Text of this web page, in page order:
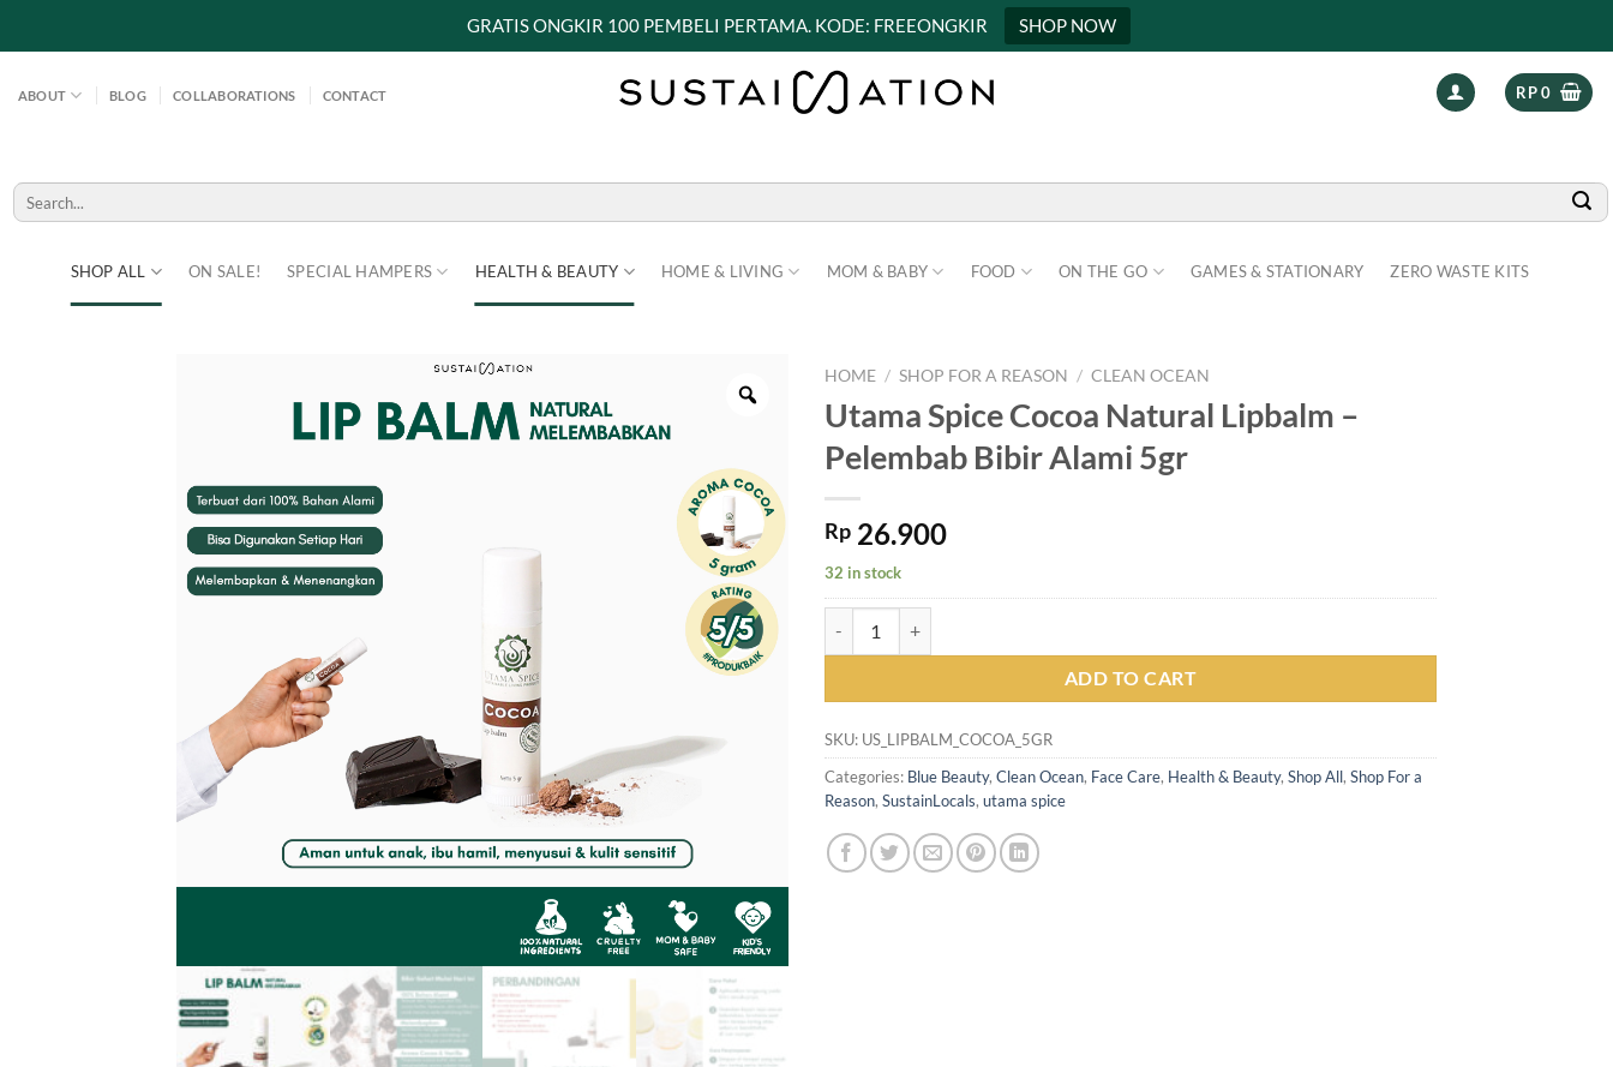
GRATIS ONGKIR 100 PEMBELI PERTAMA. KODE: FREEONGKIR SHOP NOW
ABOUT BLOG COLLABORATIONS CONTACT RP0
SHOP ALL ON SALE! SPECIAL HAMPERS HEALTH & BEAUTY HOME & LIVING MOM & BABY FOOD ON THE GO GAMES & STATIONARY ZERO WASTE KITS
Search
for:
HOME / SHOP FOR A REASON / CLEAN OCEAN
Utama Spice Cocoa Natural Lipbalm –
Pelembab Bibir Alami 5gr
Rp 26.900
32 in stock
ADD TO CART
SKU: US_LIPBALM_COCOA_5GR
Categories: Blue Beauty, Clean Ocean, Face Care, Health & Beauty, Shop All, Shop For a
Reason, SustainLocals, utama spice